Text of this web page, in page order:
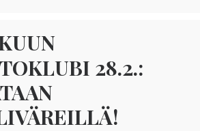
28.2.: